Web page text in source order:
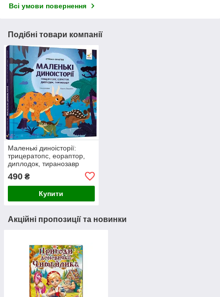
Всі умови повернення
Подібні товари компанії
Маленькі диноісторії:
трицератопс, еораптор,
диплодок, тиранозавр
490 ₴
Купити
Акційні пропозиції та новинки